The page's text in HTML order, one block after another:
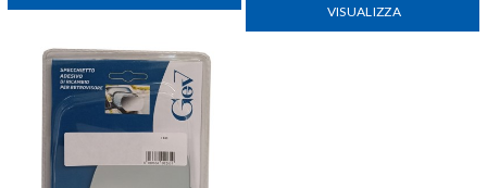
VISUALIZZA